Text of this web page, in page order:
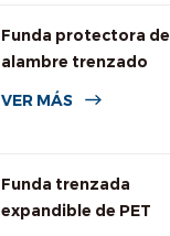
Funda protectora de
alambre trenzado
expandible
VER MÁS
Funda trenzada
expandible de PET